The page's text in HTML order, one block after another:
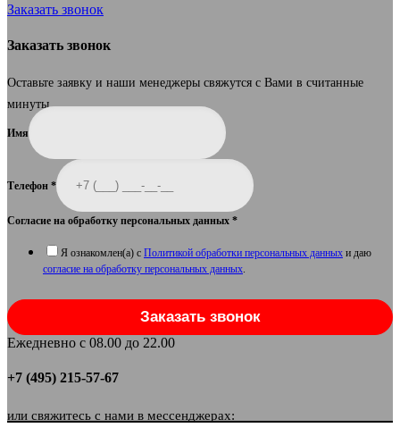
Заказать звонок
Заказать звонок
Оставьте заявку и наши менеджеры свяжутся с Вами в считанные
минуты.
Имя
Телефон *
Согласие на обработку персональных данных *
Я ознакомлен(а) с Политикой обработки персональных данных и даю
согласие на обработку персональных данных.
Заказать звонок
Ежедневно с 08.00 до 22.00
+7 (495) 215-57-67
или свяжитесь с нами в мессенджерах: